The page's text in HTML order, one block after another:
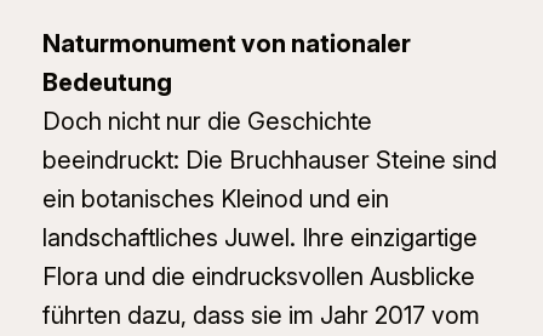
Naturmonument von nationaler
Bedeutung
Doch nicht nur die Geschichte
beeindruckt: Die Bruchhauser Steine sind
ein botanisches Kleinod und ein
landschaftliches Juwel. Ihre einzigartige
Flora und die eindrucksvollen Ausblicke
führten dazu, dass sie im Jahr 2017 vom